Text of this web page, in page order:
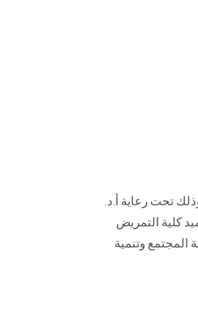
تحت رعاية أ.د.
كلية التمريض
وتنمية